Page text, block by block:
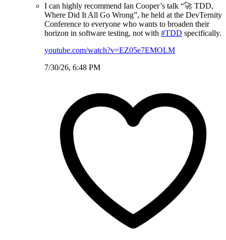
I can highly recommend Ian Cooper’s talk “🚀 TDD,
Where Did It All Go Wrong”, he held at the DevTernity
Conference to everyone who wants to broaden their
horizon in software testing, not with #TDD specifically.
youtube.com/watch?v=EZ05e7EMOLM
7/30/26, 6:48 PM